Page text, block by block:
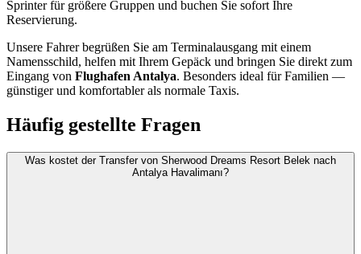
Sprinter für größere Gruppen und buchen Sie sofort Ihre
Reservierung.
Unsere Fahrer begrüßen Sie am Terminalausgang mit einem
Namensschild, helfen mit Ihrem Gepäck und bringen Sie direkt zum
Eingang von Flughafen Antalya. Besonders ideal für Familien —
günstiger und komfortabler als normale Taxis.
Häufig gestellte Fragen
Was kostet der Transfer von Sherwood Dreams Resort Belek nach
Antalya Havalimanı?